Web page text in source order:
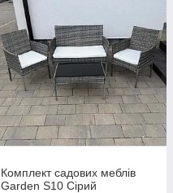
Комплект садових меблів
Garden S10 Сірий